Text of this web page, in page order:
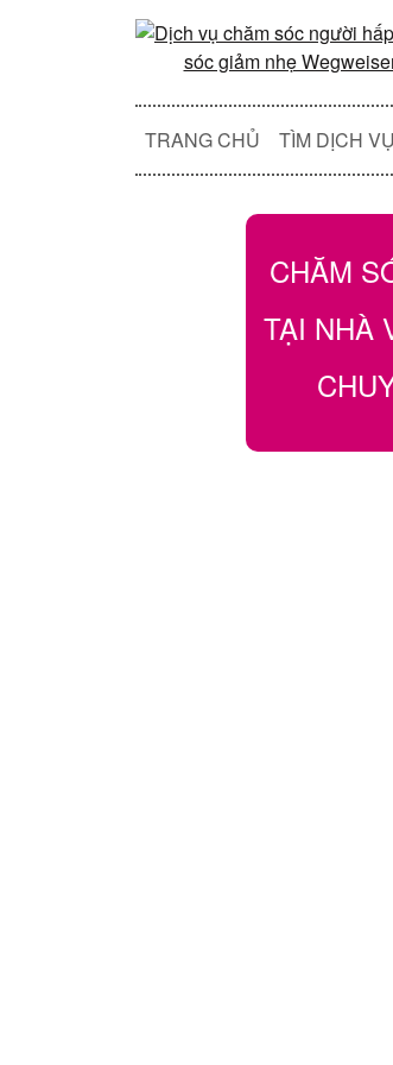
TRANG CHỦ TÌM DỊCH VỤ
CHĂM
TẠI NHÀ